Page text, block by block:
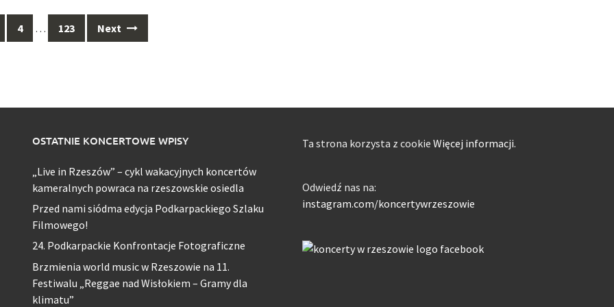
4 … 123 Next
OSTATNIE KONCERTOWE WPISY
„Live in Rzeszów” – cykl wakacyjnych koncertów
kameralnych powraca na rzeszowskie osiedla
Przed nami siódma edycja Podkarpackiego Szlaku
Filmowego!
24. Podkarpackie Konfrontacje Fotograficzne
Brzmienia world music w Rzeszowie na 11.
Festiwalu „Reggae nad Wisłokiem – Gramy dla
klimatu”
Ta strona korzysta z cookie Więcej informacji.
Odwiedź nas na:
instagram.com/koncertywrzeszowie